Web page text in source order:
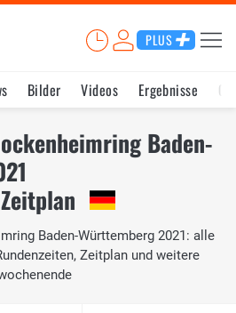
PLUS
Bilder Videos Ergebnisse
Baden-
Baden-Württemberg 2021: alle
Zeitplan und weitere